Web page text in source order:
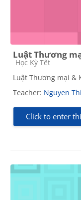
Luật Thương
Course category
Học Kỳ Tết
Luật Thương mại &
Teacher: Nguyen
Click to enter